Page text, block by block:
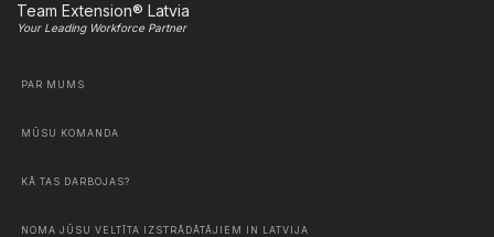
Team Extension® Latvia
Your Leading Workforce Partner
PAR MUMS
MŪSU KOMANDA
KĀ TAS DARBOJAS?
NOMA JŪSU VELTĪTA IZSTRĀDĀTĀJIEM IN LATVIJA